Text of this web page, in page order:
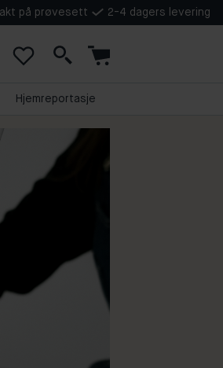
på prøvesett 2-4 dagers levering
Hjemreportasje